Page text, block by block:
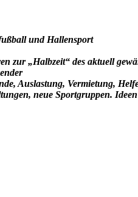
und Hallensport
zur „Halbzeit“ des aktuell
Auslastung, Vermietung,
neue Sportgruppen.